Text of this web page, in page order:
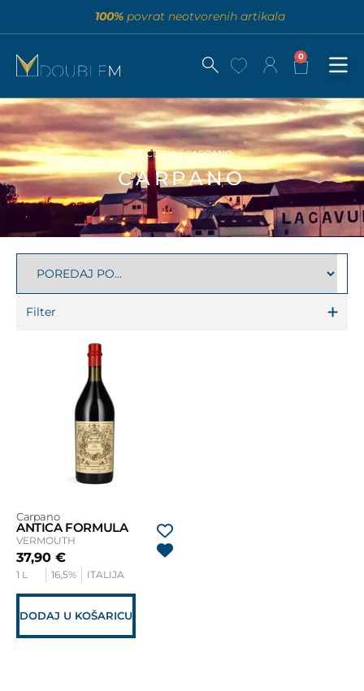
100% povrat neotvorenih artikala
0
POČETNA/ CARPANO
CARPANO
Filter
Carpano
ANTICA FORMULA
VERMOUTH
37,90 €
1 L 16,5% ITALIJA
DODAJ U KOŠARICU